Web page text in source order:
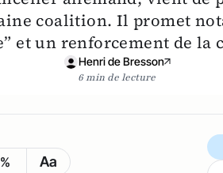
coalition. Il promet
et un renforcement de la
Henri de Bresson
6 min de lecture
Aa